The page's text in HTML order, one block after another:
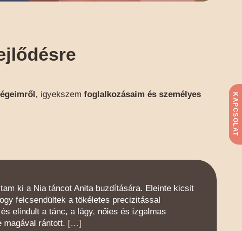
KAPCSOLAT
, igyekszem foglalkozásaim és személyes
ki a Nia táncot Anita buzdítására. Eleinte kicsit
felcsendültek a tökéletes precizitással
elindult a tánc, a lágy, nőies és izgalmas
magával rántott. […]